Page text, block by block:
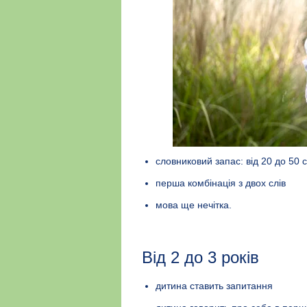
словниковий запас: від 20 до 50
перша комбінація з двох слів
мова ще нечітка.
Від 2 до 3 років
дитина ставить запитання